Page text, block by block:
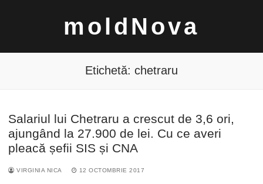
moldNova
Caută
după:
Etichetă: chetraru
Salariul lui Chetraru a crescut de 3,6 ori,
ajungând la 27.900 de lei. Cu ce averi
pleacă șefii SIS și CNA
VIRGINIA NICA 12 OCTOMBRIE 2017